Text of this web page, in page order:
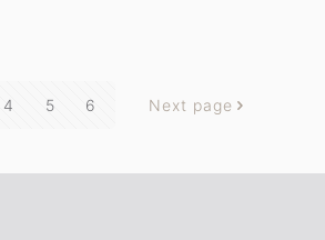
4 5 6 Next page